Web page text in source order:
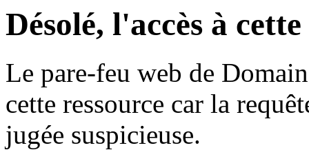
Désolé, l'accès à
Le pare-feu web de
cette ressource car la
jugée suspicieuse.